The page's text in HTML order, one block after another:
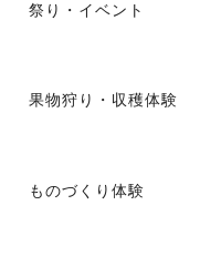
祭り・イベント
果物狩り・収穫体験
ものづくり体験